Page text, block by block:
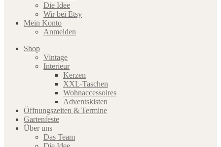
Die Idee
Wir bei Etsy
Mein Konto
Anmelden
Shop
Vintage
Interieur
Kerzen
XXL-Taschen
Wohnaccessoires
Adventskisten
Öffnungszeiten & Termine
Gartenfeste
Über uns
Das Team